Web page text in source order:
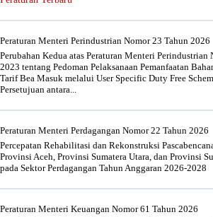
Peraturan Menteri Perindustrian Nomor 23 Tahun 2026
Perubahan Kedua atas Peraturan Menteri Perindustrian
2023 tentang Pedoman Pelaksanaan Pemanfaatan
Tarif Bea Masuk melalui User Specific Duty Free
Persetujuan antara...
Peraturan Menteri Perdagangan Nomor 22 Tahun 2026
Percepatan Rehabilitasi dan Rekonstruksi
Provinsi Aceh, Provinsi Sumatera Utara, dan Provinsi
pada Sektor Perdagangan Tahun Anggaran 2026-2028
Peraturan Menteri Keuangan Nomor 61 Tahun 2026